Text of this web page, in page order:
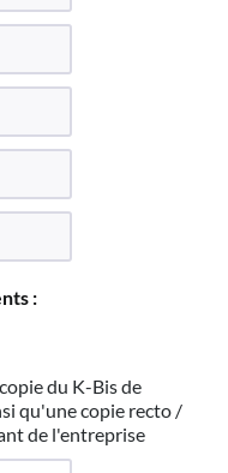
:
du K-Bis de
qu'une copie recto /
de l'entreprise